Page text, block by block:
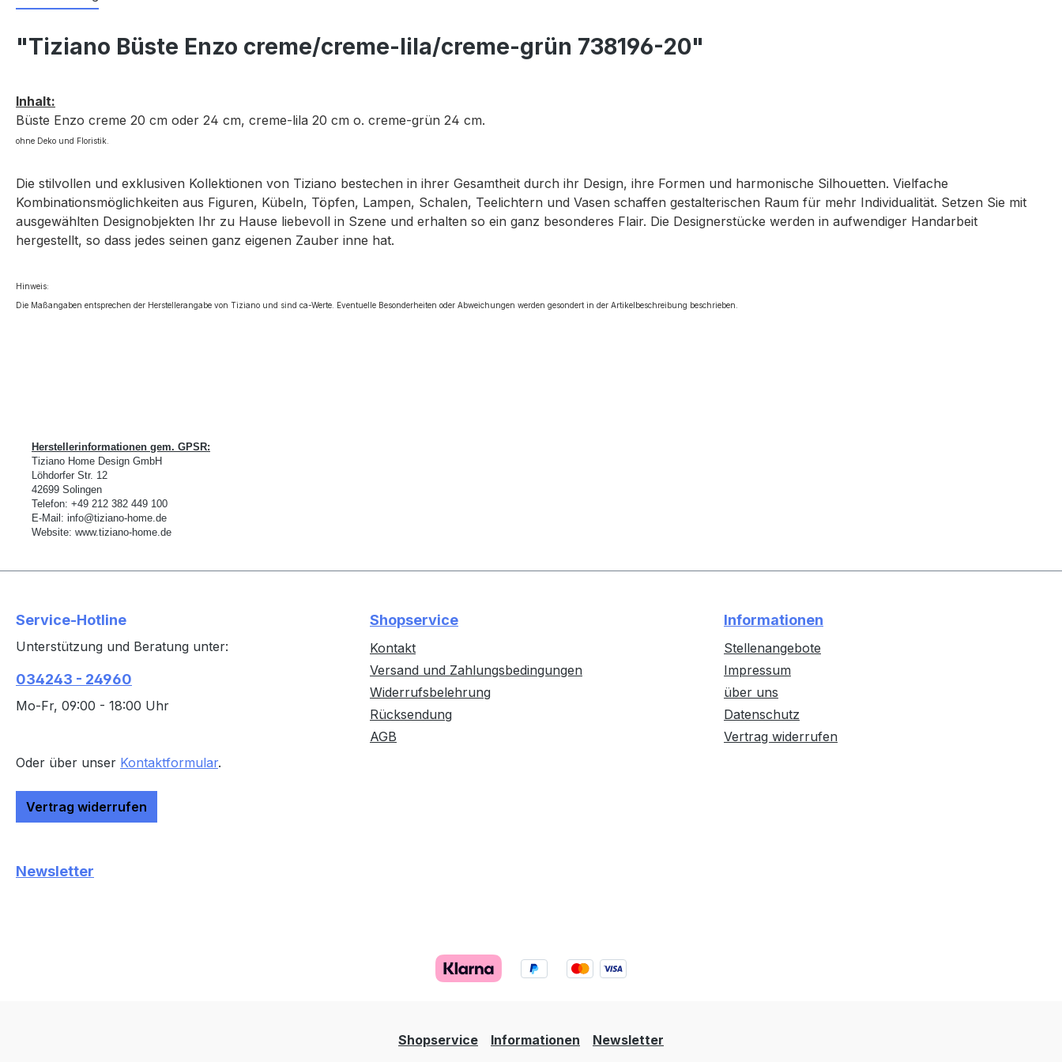
"Tiziano Büste Enzo creme/creme-lila/creme-grün 738196-20"
Inhalt:
Büste Enzo creme 20 cm oder 24 cm, creme-lila 20 cm o. creme-grün 24 cm.
ohne Deko und Floristik.
Die stilvollen und exklusiven Kollektionen von Tiziano bestechen in ihrer Gesamtheit durch ihr Design, ihre Formen und harmonische Silhouetten. Vielfache
Kombinationsmöglichkeiten aus Figuren, Kübeln, Töpfen, Lampen, Schalen, Teelichtern und Vasen schaffen gestalterischen Raum für mehr Individualität. Setzen Sie mit
ausgewählten Designobjekten Ihr zu Hause liebevoll in Szene und erhalten so ein ganz besonderes Flair. Die Designerstücke werden in aufwendiger Handarbeit
hergestellt, so dass jedes seinen ganz eigenen Zauber inne hat.
Hinweis:
Die Maßangaben entsprechen der Herstellerangabe von Tiziano und sind ca-Werte. Eventuelle Besonderheiten oder Abweichungen werden gesondert in der Artikelbeschreibung beschrieben.
Herstellerinformationen gem. GPSR:
Tiziano Home Design GmbH
öhdorfer Str. 12
42699 Solingen
Telefon: +49 212 382 449 100
E-Mail: info@tiziano-home.de
Website: www.tiziano-home.de
Service-Hotline
Unterstützung und Beratung unter:
034243 - 24960
Mo-Fr, 09:00 - 18:00 Uhr
Oder über unser Kontaktformular.
Vertrag widerrufen
Shopservice
Kontakt
Versand und Zahlungsbedingungen
Widerrufsbelehrung
Rücksendung
AGB
Informationen
Stellenangebote
Impressum
über uns
Datenschutz
Vertrag widerrufen
Newsletter
Shopservice Informationen Newsletter